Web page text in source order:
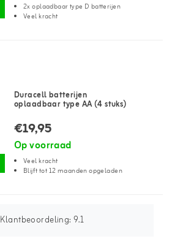
2x oplaadbaar type D batterijen
Veel kracht
Duracell batterijen
oplaadbaar type AA (4 stuks)
€19,95
Op voorraad
Veel kracht
Blijft tot 12 maanden opgeladen
Klantbeoordeling:9.1